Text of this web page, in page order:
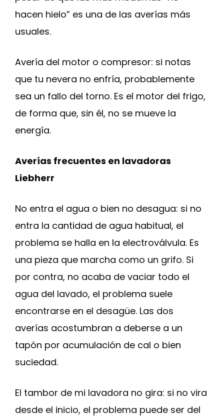
hacen hielo” es una de las averías más
usuales.
Avería del motor o compresor: si notas
que tu nevera no enfría, probablemente
sea un fallo del torno. Es el motor del frigo,
de forma que, sin él, no se mueve la
energía.
Averías frecuentes en lavadoras
Liebherr
No entra el agua o bien no desagua: si no
entra la cantidad de agua habitual, el
problema se halla en la electroválvula. Es
una pieza que marcha como un grifo. Si
por contra, no acaba de vaciar todo el
agua del lavado, el problema suele
encontrarse en el desagüe. Las dos
averías acostumbran a deberse a un
tapón por acumulación de cal o bien
suciedad.
El tambor de mi lavadora no gira: si no vira
desde el inicio, el problema puede ser del